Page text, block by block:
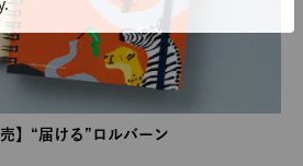
】“届ける”ロルバーン